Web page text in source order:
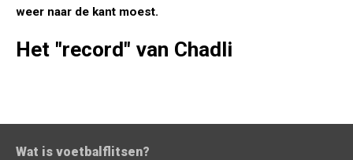
weer naar de kant moest.
Het "record" van Chadli
Wat is voetbalflitsen?